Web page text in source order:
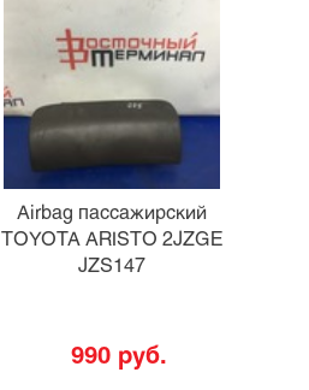
Airbag пассажирский
TOYOTA ARISTO 2JZGE
JZS147
990 руб.